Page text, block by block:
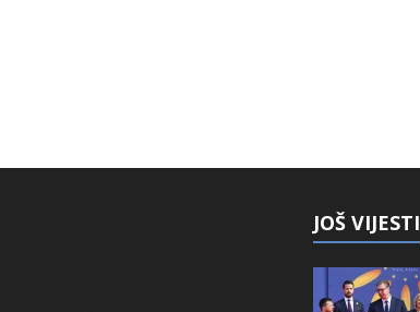
JOŠ VIJESTI